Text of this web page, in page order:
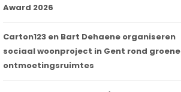
Award 2026
Carton123 en Bart Dehaene organiseren
sociaal woonproject in Gent rond groene
ontmoetingsruimtes